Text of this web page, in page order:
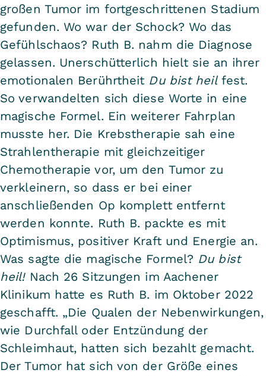
großen Tumor im fortgeschrittenen Stadium
gefunden. Wo war der Schock? Wo das
Gefühlschaos? Ruth B. nahm die Diagnose
gelassen. Unerschütterlich hielt sie an ihrer
emotionalen Berührtheit Du bist heilfest.
So verwandelten sich diese Worte in eine
magische Formel. Ein weiterer Fahrplan
musste her. Die Krebstherapie sah eine
Strahlentherapie mit gleichzeitiger
Chemotherapie vor, um den Tumor zu
verkleinern, so dass er bei einer
anschließenden Op komplett entfernt
werden konnte. Ruth B. packte es mit
Optimismus, positiver Kraft und Energie an.
Was sagte die magische Formel? Du bist
heil! Nach 26 Sitzungen im Aachener
Klinikum hatte es Ruth B. im Oktober 2022
geschafft. „Die Qualen der Nebenwirkungen,
wie Durchfall oder Entzündung der
Schleimhaut, hatten sich bezahlt gemacht.
Der Tumor hat sich von der Größe eines